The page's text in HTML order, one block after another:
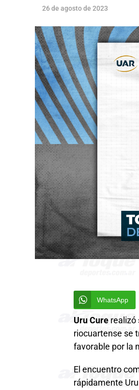
26 de agosto de 2023
WhatsApp
Uru Cure realizó
riocuartense se
favorable por la
El encuentro
rápidamente